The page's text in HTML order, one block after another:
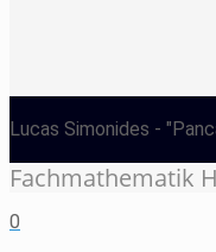
Lucas Simonides -
Fachmathematik
0